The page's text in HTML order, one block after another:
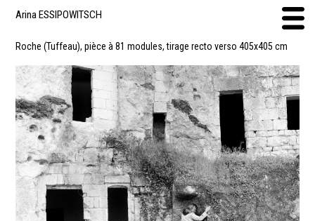
Arina ESSIPOWITSCH
Roche (Tuffeau), pièce à 81 modules, tirage recto verso 405x405 cm